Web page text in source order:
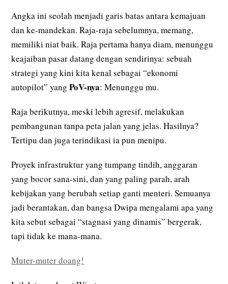
Angka ini seolah menjadi garis batas antara kemajuan
dan ke-mandekan. Raja-raja sebelumnya, memang,
memiliki niat baik. Raja pertama hanya diam, menunggu
keajaiban pasar datang dengan sendirinya: sebuah
strategi yang kini kita kenal sebagai “ekonomi
autopilot” yangPoV-nya: Menunggu mu.
Raja berikutnya, meski lebih agresif, melakukan
pembangunan tanpa peta jalan yang jelas. Hasilnya?
Tertipu dan juga terindikasi ia pun menipu.
Proyek infrastruktur yang tumpang tindih, anggaran
yang bocor sana-sini, dan yang paling parah, arah
kebijakan yang berubah setiap ganti menteri. Semuanya
jadi berantakan, dan bangsa Dwipa mengalami apa yang
kita sebut sebagai “stagnasi yang dinamis” bergerak,
tapi tidak ke mana-mana.
Muter-muter doang!